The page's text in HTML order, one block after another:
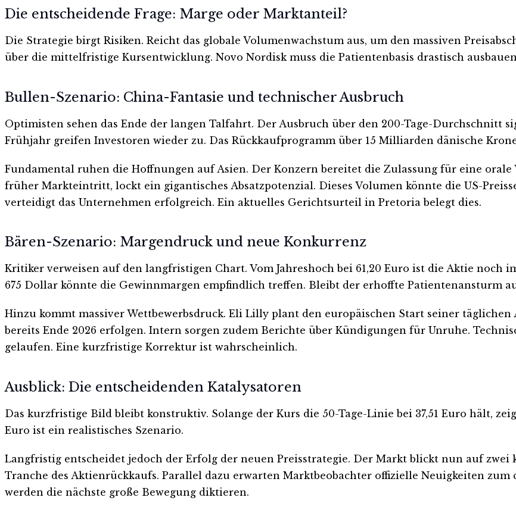
Die entscheidende Frage: Marge oder Marktanteil?
Die Strategie birgt Risiken. Reicht das globale Volumenwachstum aus, um den massiven
über die mittelfristige Kursentwicklung. Novo Nordisk muss die Patientenbasis drastisch
Bullen-Szenario: China-Fantasie und technischer Ausbruch
Optimisten sehen das Ende der langen Talfahrt. Der Ausbruch über den 200-Tage-Durchschnitt
Frühjahr greifen Investoren wieder zu. Das Rückkaufprogramm über 15 Milliarden dänische
Fundamental ruhen die Hoffnungen auf Asien. Der Konzern bereitet die Zulassung für eine
früher Markteintritt, lockt ein gigantisches Absatzpotenzial. Dieses Volumen könnte die US-
verteidigt das Unternehmen erfolgreich. Ein aktuelles Gerichtsurteil in Pretoria belegt dies.
Bären-Szenario: Margendruck und neue Konkurrenz
Kritiker verweisen auf den langfristigen Chart. Vom Jahreshoch bei 61,20 Euro ist die Aktie noch
675 Dollar könnte die Gewinnmargen empfindlich treffen. Bleibt der erhoffte Patientenansturm
Hinzu kommt massiver Wettbewerbsdruck. Eli Lilly plant den europäischen Start seiner
bereits Ende 2026 erfolgen. Intern sorgen zudem Berichte über Kündigungen für Unruhe.
gelaufen. Eine kurzfristige Korrektur ist wahrscheinlich.
Ausblick: Die entscheidenden Katalysatoren
Das kurzfristige Bild bleibt konstruktiv. Solange der Kurs die 50-Tage-Linie bei 37,51 Euro hält,
Euro ist ein realistisches Szenario.
Langfristig entscheidet jedoch der Erfolg der neuen Preisstrategie. Der Markt blickt nun auf zwei
Tranche des Aktienrückkaufs. Parallel dazu erwarten Marktbeobachter offizielle Neuigkeiten
werden die nächste große Bewegung diktieren.